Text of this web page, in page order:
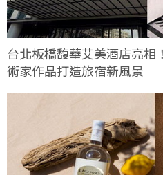
台北板橋馥華艾美酒店亮
術家作品打造旅宿新風景